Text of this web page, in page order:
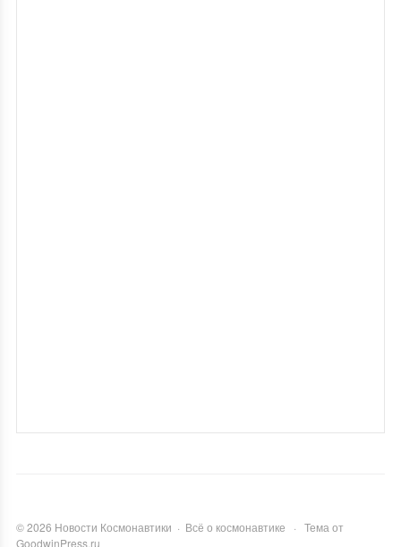
©2026 Новости Космонавтики · Всё о космонавтике · Тема от
GoodwinPress.ru